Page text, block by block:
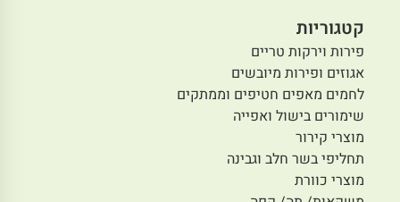
קטגוריות
פירות וירקות טריים
אגוזים ופירות מיובשים
לחמים מאפים חטיפים וממתקים
שימורים בישול ואפייה
מוצרי קירור
תחליפי בשר חלב וגבינה
מוצרי כוורת